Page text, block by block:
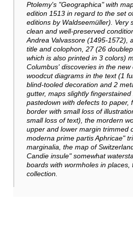
Ptolemy's "Geographica" with
edition 1513 in regard to the set
editions by Waldseemüller).
clean and well-preserved
Andrea Valvassore (1495-1572),
title and colophon, 27 (26
which is also printed in 3 colors)
Columbus' discoveries in the
woodcut diagrams in the text (1
blind-tooled decoration and 2
gutter, maps slightly
pastedown with defects to
border with small loss of
small loss of text), the mordern
upper and lower margin trimmed
moderna prime partis Aphricae"
marginalia, the map of
Candie insule" somewhat
boards with wormholes in
collection.